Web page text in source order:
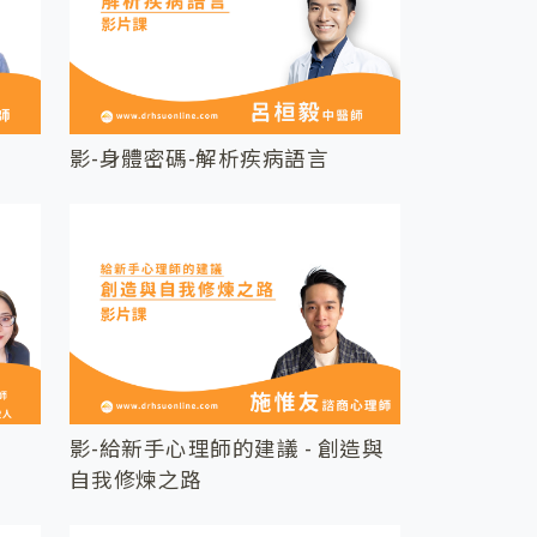
影-身體密碼-解析疾病語言
影-給新手心理師的建議 - 創造與
自我修煉之路